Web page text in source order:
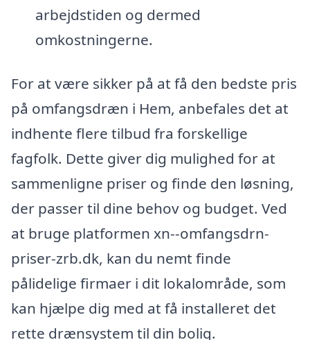
arbejdstiden og dermed
omkostningerne.
For at være sikker på at få den bedste pris
på omfangsdræn i Hem, anbefales det at
indhente flere tilbud fra forskellige
fagfolk. Dette giver dig mulighed for at
sammenligne priser og finde den løsning,
der passer til dine behov og budget. Ved
at bruge platformen xn--omfangsdrn-
priser-zrb.dk, kan du nemt finde
pålidelige firmaer i dit lokalområde, som
kan hjælpe dig med at få installeret det
rette drænsystem til din bolig.